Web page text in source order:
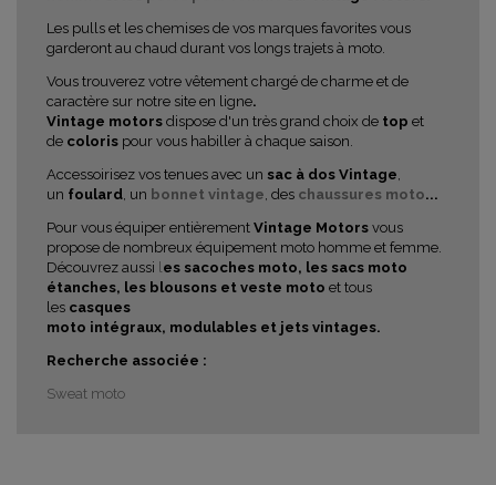
Les pulls et les chemises de vos marques favorites vous
garderont au chaud durant vos longs trajets à moto.
Vous trouverez votre vêtement chargé de charme et de
caractère sur notre site en ligne.
Vintage motors dispose d'un très grand choix de top et
de coloris pour vous habiller à chaque saison.
Accessoirisez vos tenues avec un sac à dos Vintage,
un foulard, un bonnet vintage, des chaussures moto...
Pour vous équiper entièrement Vintage Motors vous
propose de nombreux équipement moto homme et femme.
Découvrez aussi les sacoches moto, les sacs moto
étanches, les blousons et veste moto et tous
les casques
moto intégraux, modulables et jets vintages.
Recherche associée :
Sweat moto